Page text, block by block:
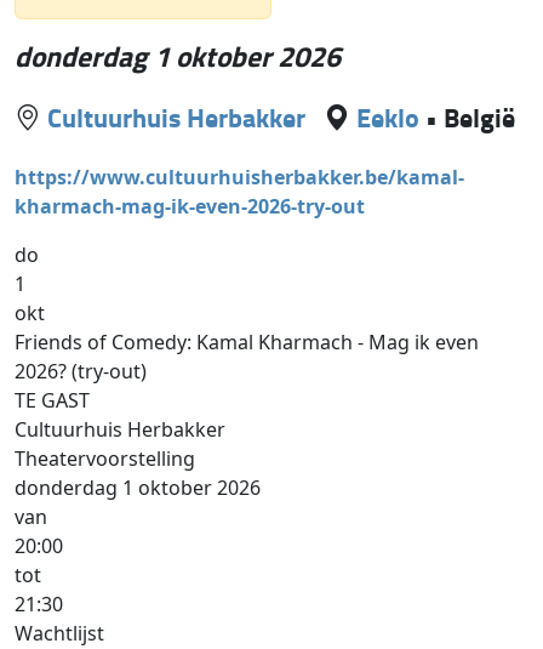
donderdag 1 oktober 2026
Cultuurhuis Herbakker Eeklo • België
https://www.cultuurhuisherbakker.be/kamal-
kharmach-mag-ik-even-2026-try-out
do
1
okt
Friends of Comedy: Kamal Kharmach - Mag ik even
2026? (try-out)
TE GAST
Cultuurhuis Herbakker
Theatervoorstelling
donderdag 1 oktober 2026
van
20:00
tot
21:30
Wachtlijst